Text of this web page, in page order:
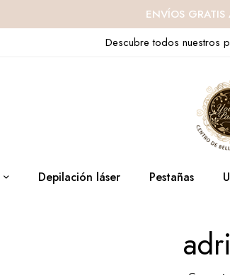
ENVÍOS
Descubre todos nuestros
Depilación láser Pestañas